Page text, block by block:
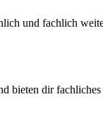
und fachlich
dir